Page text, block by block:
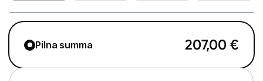
Kafijas pagatavošana
Mazā virtuves tehnika
Mikroviļņu krāsnis
Pilna summa 207,00 €